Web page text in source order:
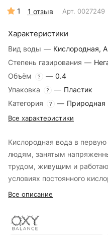
1 1 отзыв Арт. 0027249
Характеристики
Вид воды — Кислородная,
Степень газирования —
Объём
? — 0.4
Упаковка
? — Пластик
Категория
? — Природная
Все характеристики
Кислородная вода в
людям, занятым
трудом, живущим и
условиях постоянного
Все описание